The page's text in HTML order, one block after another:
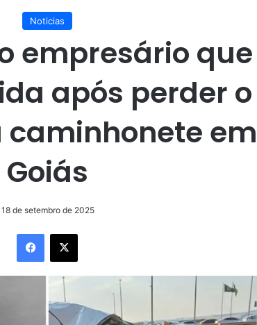
Noticias
empresário que
após perder o
em
Goiás
18 de setembro de 2025
Facebook
X